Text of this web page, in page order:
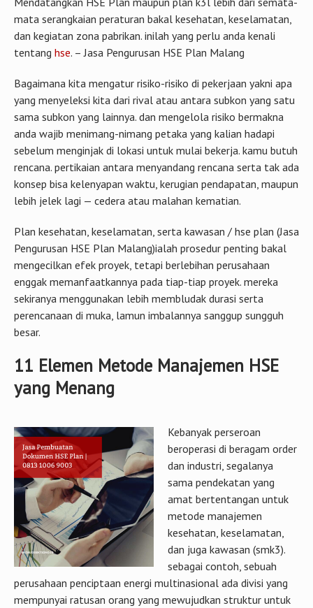
mata serangkaian peraturan bakal kesehatan, keselamatan,
dan kegiatan zona pabrikan. inilah yang perlu anda kenali
tentang hse. – Jasa Pengurusan HSE Plan Malang
Bagaimana kita mengatur risiko-risiko di pekerjaan yakni apa
yang menyeleksi kita dari rival atau antara subkon yang satu
sama subkon yang lainnya. dan mengelola risiko bermakna
anda wajib menimang-nimang petaka yang kalian hadapi
sebelum menginjak di lokasi untuk mulai bekerja. kamu butuh
rencana. pertikaian antara menyandang rencana serta tak ada
konsep bisa kelenyapan waktu, kerugian pendapatan, maupun
lebih jelek lagi — cedera atau malahan kematian.
Plan kesehatan, keselamatan, serta kawasan / hse plan (Jasa
Pengurusan HSE Plan Malang)ialah prosedur penting bakal
mengecilkan efek proyek, tetapi berlebihan perusahaan
enggak memanfaatkannya pada tiap-tiap proyek. mereka
sekiranya menggunakan lebih membludak durasi serta
perencanaan di muka, lamun imbalannya sanggup sungguh
besar.
11 Elemen Metode Manajemen HSE
yang Menang
Kebanyak perseroan
beroperasi di beragam order
dan industri, segalanya
sama pendekatan yang
amat bertentangan untuk
metode manajemen
kesehatan, keselamatan,
dan juga kawasan (smk3).
sebagai contoh, sebuah
perusahaan penciptaan energi multinasional ada divisi yang
mempunyai ratusan orang yang mewujudkan struktur untuk